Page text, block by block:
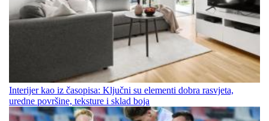
Interijer kao iz časopisa: Ključni su elementi dobra rasvjeta,
uredne površine, teksture i sklad boja